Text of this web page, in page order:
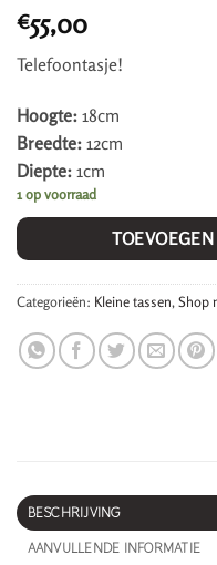
€55,00
Telefoontasje!
Hoogte: 18cm
Breedte: 12cm
Diepte: 1cm
1 op voorraad
Categorieën: Kleine tassen, Shop
BESCHRIJVING
AANVULLENDE INFORMATIE